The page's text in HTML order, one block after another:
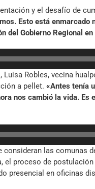
y el desafío de
Esto está
del Gobierno Regional
Luisa Robles, vecina
a pellet. «Antes tenía
nos cambió la vida.
las comunas
el proceso de
presencial en oficinas